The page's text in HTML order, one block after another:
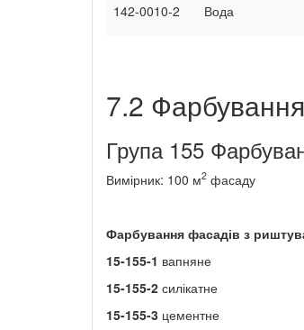
142-0010-2 Вода
7.2
Група 155
Вимірник: 100 м2 фасаду
Фарбування фасадів з
15-155-1 вапняне
15-155-2 силікатне
15-155-3 цементне